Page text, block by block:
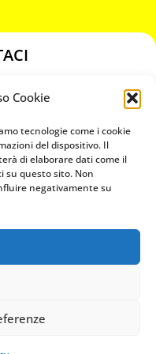
Cookie
tecnologie come i cookie
del dispositivo. Il
di elaborare dati come il
su questo sito. Non
negativamente su